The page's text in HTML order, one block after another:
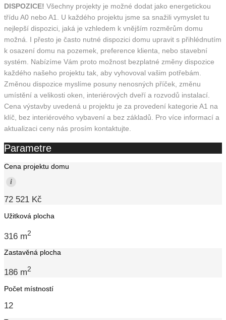
DISPOZICE! Všechny projekty je možné dodat jako energetickou
třídu A0 nebo A1. U každého projektu jsme sa snažili vymyslet tu
nejlepší dispozici, jaká je vzhledem k vnějším rozměrům domu
možná. I přesto je často nutné dispozici domu upravit s přihlédnutím
k osazení domu na pozemek, preference klienta, nebo stavební
systém. Nabízíme Vám proto možnost bezplatné změny dispozice
každého našeho projektu tak, aby vyhovoval vašim potřebám.
Změnou dispozice myslíme posuny nenosných příček, změnu
umístění a velikosti oken, interiérových dveří a rozvodů instalací.
Cena výstavby uvedená u projektu je za provedení kategorie A1 na
klíč, bez interiérového vybavení a bez základů. Pro více informací a
aktualizaci ceny nás prosím kontaktujte.
Parametre
Cena projektu domu
i
72 521 Kč
Užitková plocha
316 m2
Zastavěná plocha
186 m2
Počet místností
12